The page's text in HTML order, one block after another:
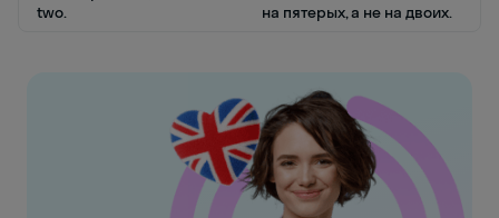
two.
на пятерых, а не на двоих.